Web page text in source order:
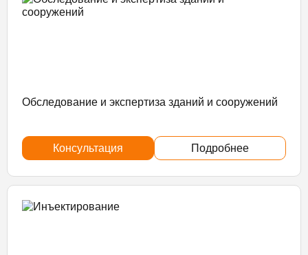
Обследование и экспертиза зданий и сооружений
Консультация Подробнее